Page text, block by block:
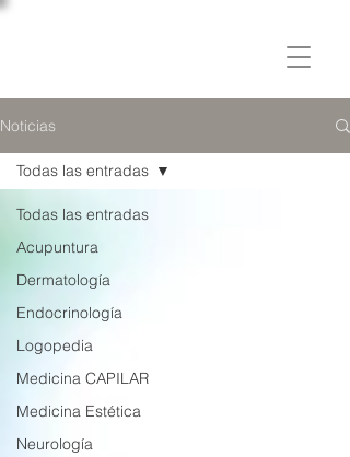
Noticias
Todas las entradas
Acupuntura
Dermatología
Endocrinología
Logopedia
Medicina CAPILAR
Medicina Estética
Neurología
Todas las entradas